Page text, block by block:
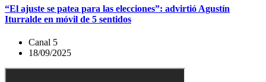
“El ajuste se patea para las elecciones”: advirtió Agustín
Iturralde en móvil de 5 sentidos
Canal 5
18/09/2025